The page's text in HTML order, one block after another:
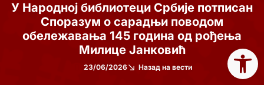
У Народној библиотеци Србије потписан
Споразум о сарадњи поводом
обележавања 145 година од рођења
Милице Јанковић
23/06/2026 Назад на вести